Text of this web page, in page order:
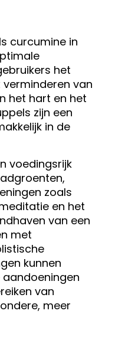
curcumine in
het
van
het hart en het
zijn een
in de
voedingsrijk
zoals
en het
van een
met
kunnen
van
meer